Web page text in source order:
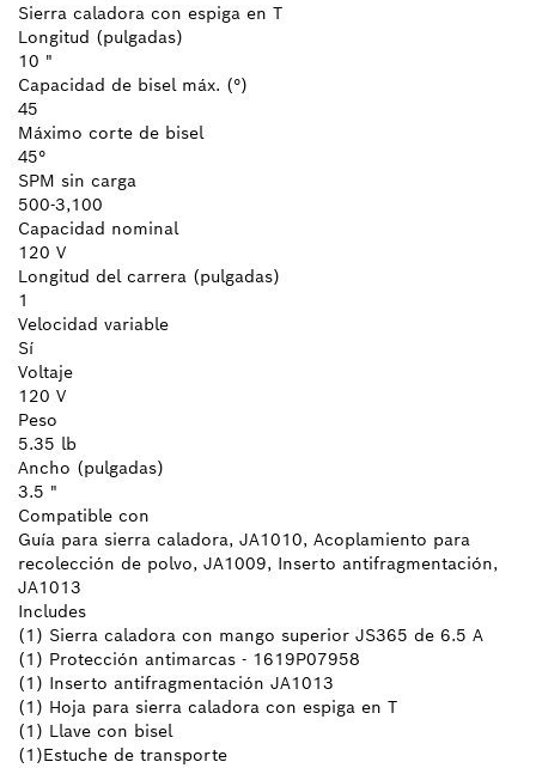
Sierra caladora con espiga en T
Longitud (pulgadas)
10 "
Capacidad de bisel máx. (°)
45
Máximo corte de bisel
45°
SPM sin carga
500-3,100
Capacidad nominal
120 V
Longitud del carrera (pulgadas)
1
Velocidad variable
Sí
Voltaje
120 V
Peso
5.35 lb
Ancho (pulgadas)
3.5 "
Compatible con
Guía para sierra caladora, JA1010, Acoplamiento para
recolección de polvo, JA1009, Inserto antifragmentación,
JA1013
Includes
(1) Sierra caladora con mango superior JS365 de 6.5 A
(1) Protección antimarcas - 1619P07958
(1) Inserto antifragmentación JA1013
(1) Hoja para sierra caladora con espiga en T
(1) Llave con bisel
(1)Estuche de transporte